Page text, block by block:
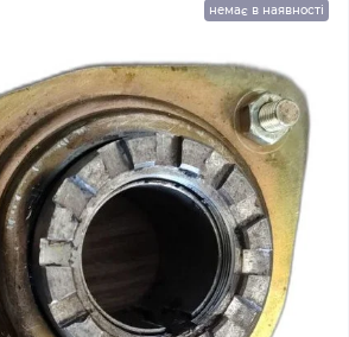
немає в наявності